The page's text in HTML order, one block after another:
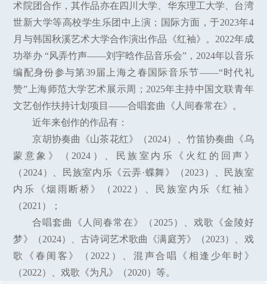
术院团合作，其作品亦在四川大学、华东理工大学、台湾
世新大学等高校学生乐团中上演；国际方面，于2023年4
月与韩国秋溪艺术大学合作演出作品《红袖》。2022年成
功举办 “风弄竹声——刘宇晗作品音乐会”，2024年以音乐
编配身份参与第39届上海之春国际音乐节——“时代礼
赞”上海师范大学艺术展示周；2025年主持中国文联青年
文艺创作扶持计划项目——合唱套曲《人间春常在》。
近年来创作的作品有：
京胡协奏曲《山茶花红》（2024）、竹笛协奏曲《乌
蒙意象》（2024）、民族室内乐《火红的回声》
（2024）、民族室内乐《云弄·蝶舞》（2023）、民族室
内乐《烟雨断桥》（2022）、民族室内乐《红袖》
（2021）；
合唱套曲《人间春常在》（2025）、戏歌《金陵好
梦》（2024）、古诗词艺术歌曲《满庭芳》（2023）、戏
歌《春闺客》（2022）、混声合唱《相逢少年时》
（2022）、戏歌《为凡》（2020）等。